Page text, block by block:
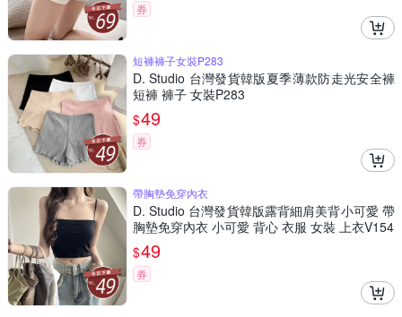
券
短褲褲子女裝P283
D. Studio 台灣發貨韓版夏季薄款防走光安全褲
短褲 褲子 女裝P283
$49
券
帶胸墊免穿內衣
D. Studio 台灣發貨韓版露背細肩美背小可愛 帶
胸墊免穿內衣 小可愛 背心 衣服 女裝 上衣V154
$49
券